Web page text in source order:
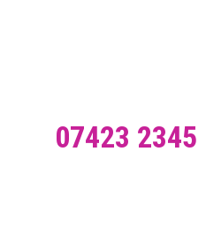
07423 2345